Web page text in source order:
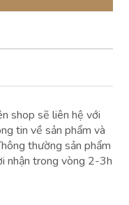
shop sẽ liên hệ với
tin về sản phẩm và
thường sản phẩm
nhận trong vòng 2-3h